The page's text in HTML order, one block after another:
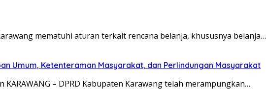
mematuhi aturan terkait rencana belanja, khususnya belanja…
Umum, Ketenteraman Masyarakat, dan Perlindungan Masyarakat
– DPRD Kabupaten Karawang telah merampungkan…